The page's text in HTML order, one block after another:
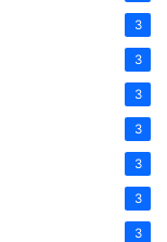
3
3
3
3
3
3
3